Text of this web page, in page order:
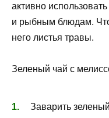
активно
и рыбным блюдам.
него листья травы.
Зеленый чай с
Заварить